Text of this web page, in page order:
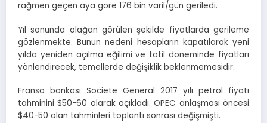
rağmen geçen aya göre 176 bin varil/gün geriledi.
Yıl sonunda olağan görülen şekilde fiyatlarda gerileme
gözlenmekte. Bunun nedeni hesapların kapatılarak yeni
yılda yeniden açılma eğilimi ve tatil döneminde fiyatları
yönlendirecek, temellerde değişiklik beklenmemesidir.
Fransa bankası Societe General 2017 yılı petrol fiyatı
tahminini $50-60 olarak açıkladı. OPEC anlaşması öncesi
$40-50 olan tahminleri toplantı sonrası değişmişti.